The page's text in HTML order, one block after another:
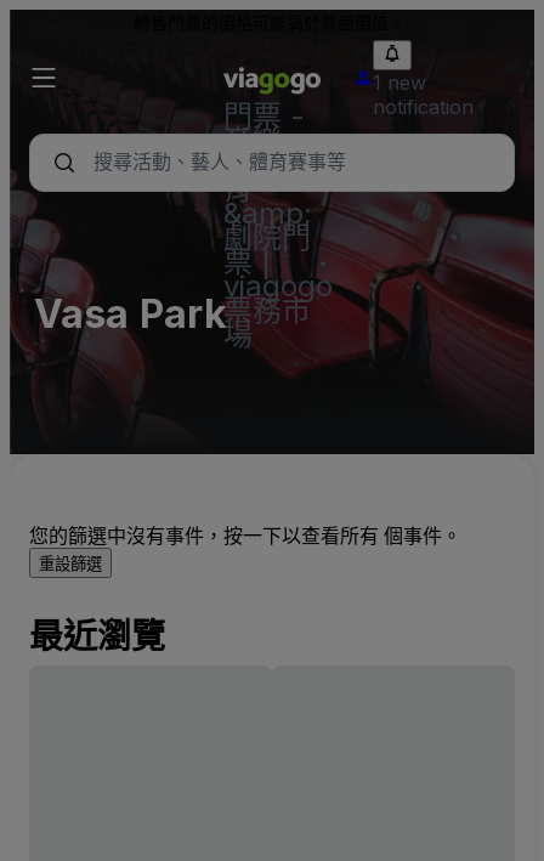
門票 -
音樂
會、體
育
&amp;
劇院門
票 |
viagogo
票務市
場
1 new
notification
Vasa Park
您的篩選中沒有事件，按一下以查看所有 個事件。
重設篩選
最近瀏覽